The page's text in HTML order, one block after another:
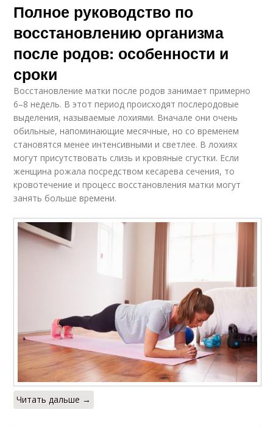
Полное руководство по
восстановлению организма
после родов: особенности и
сроки
Восстановление матки после родов занимает примерно
6–8 недель. В этот период происходят послеродовые
выделения, называемые лохиями. Вначале они очень
обильные, напоминающие месячные, но со временем
становятся менее интенсивными и светлее. В лохиях
могут присутствовать слизь и кровяные сгустки. Если
женщина рожала посредством кесарева сечения, то
кровотечение и процесс восстановления матки могут
занять больше времени.
Читать дальше →